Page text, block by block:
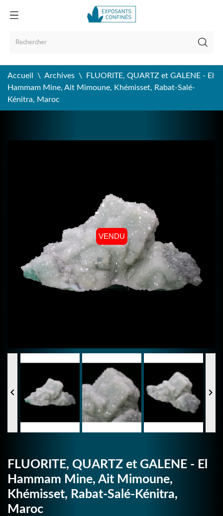
Accueil Archives
FLUORITE, QUARTZ et GALENE - El
Hammam Mine, Ait Mimoune, Khémisset, Rabat-Salé-
Kénitra, Maroc
VENDU
 
FLUORITE, QUARTZ et GALENE - El
Hammam Mine, Ait Mimoune,
Khémisset, Rabat-Salé-Kénitra,
Maroc